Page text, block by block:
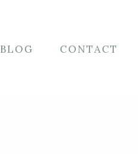
BLOG CONTACT